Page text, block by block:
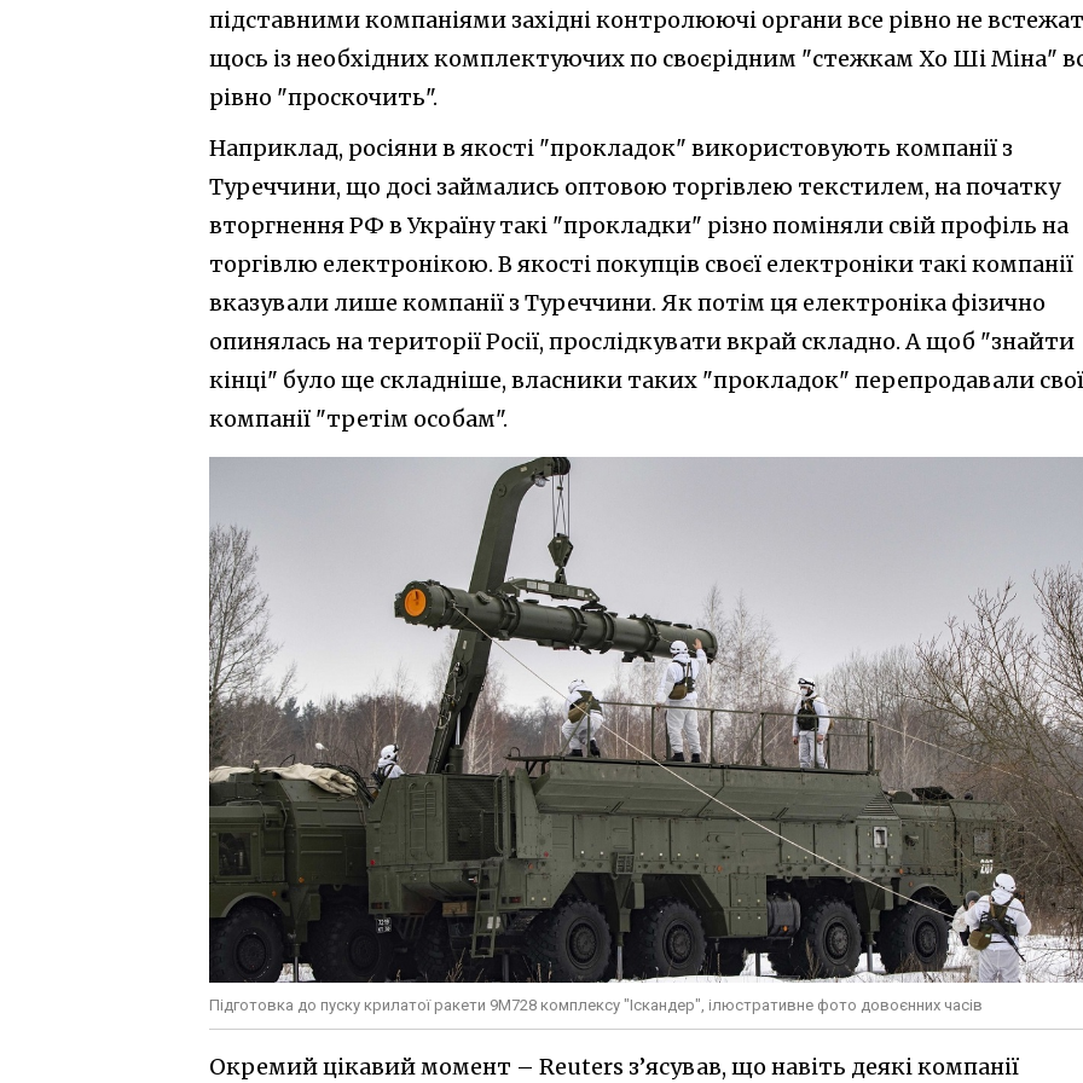
підставними компаніями західні контролюючі органи все рівно не
щось із необхідних комплектуючих по своєрідним "стежкам Хо Ші Міна"
рівно "проскочить".
Наприклад, росіяни в якості "прокладок" використовують компанії з
Туреччини, що досі займались оптовою торгівлею текстилем, на початку
вторгнення РФ в Україну такі "прокладки" різно поміняли свій профіль на
торгівлю електронікою. В якості покупців своєї електроніки такі компанії
вказували лише компанії з Туреччини. Як потім ця електроніка фізично
опинялась на території Росії, прослідкувати вкрай складно. А щоб "знайти
кінці" було ще складніше, власники таких "прокладок" перепродавали свої
компанії "третім особам".
Підготовка до пуску крилатої ракети 9М728 комплексу "Іскандер", ілюстративне фото довоєнних часів
Окремий цікавий момент – Reuters з’ясував, що навіть деякі компанії